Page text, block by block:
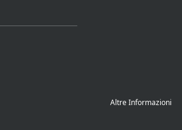
Altre Informazioni